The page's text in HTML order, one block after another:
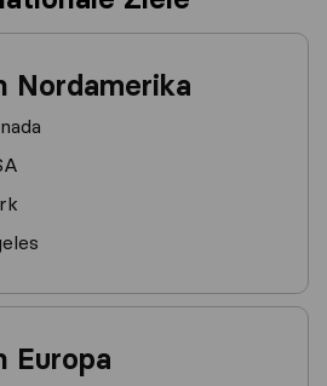
Nordamerika
Europa